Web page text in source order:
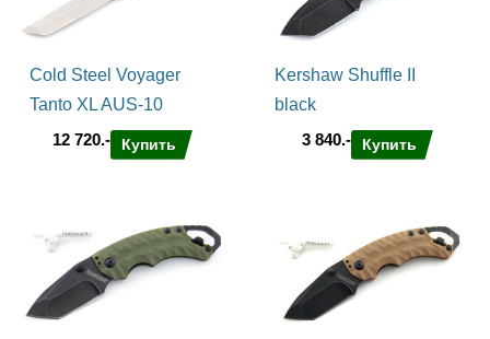
Cold Steel Voyager
Tanto XL AUS-10
12 720.-
Купить
Kershaw Shuffle II
black
3 840.-
Купить